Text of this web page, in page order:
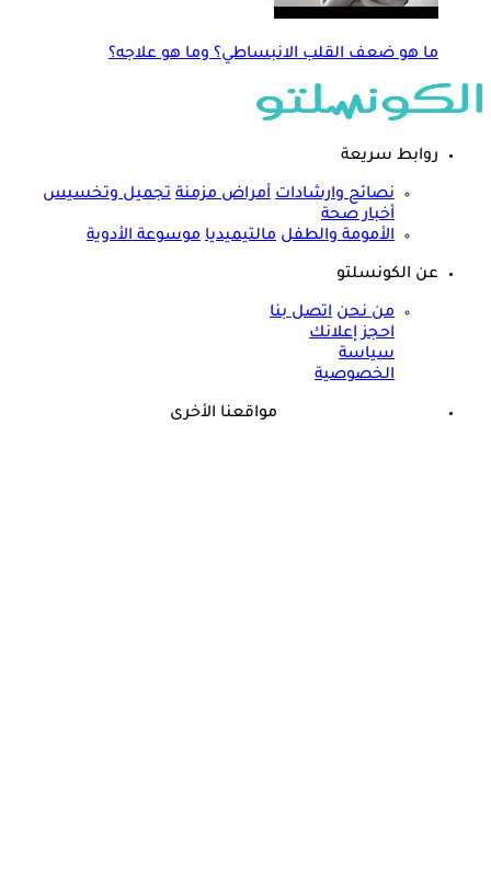
ما هو ضعف القلب الانبساطي؟ وما هو علاجه؟
روابط سريعة
نصائح وارشادات أمراض مزمنة تجميل وتخسيس
أخبار صحة
الأمومة والطفل مالتيميديا موسوعة الأدوية
عن الكونسلتو
من نحن اتصل بنا
احجز إعلانك
سياسة
الخصوصية
مواقعنا الأخرى